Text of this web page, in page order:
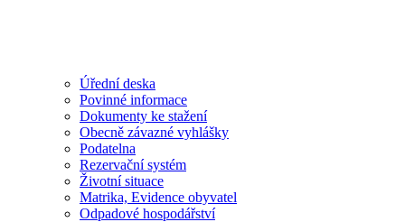
Úřední deska
Povinné informace
Dokumenty ke stažení
Obecně závazné vyhlášky
Podatelna
Rezervační systém
Životní situace
Matrika, Evidence obyvatel
Odpadové hospodářství